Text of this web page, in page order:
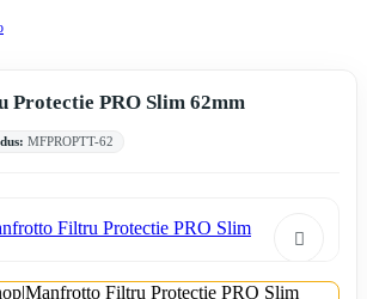
PRO Slim 62mm
MFPROPTT-62